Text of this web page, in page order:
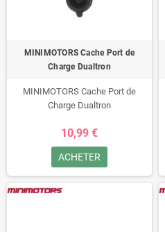
MINIMOTORS Cache Port de
Charge Dualtron
MINIMOTORS Cache Port de
Charge Dualtron
10,99 €
ACHETER